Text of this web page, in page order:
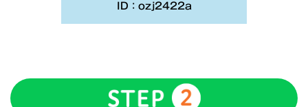
ID：ozj2422a